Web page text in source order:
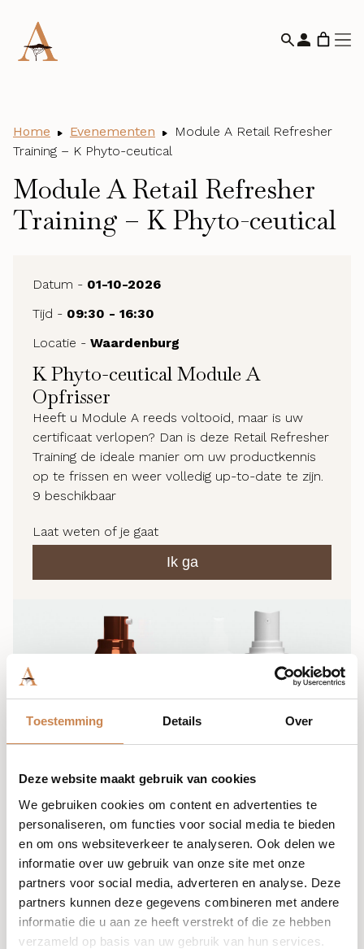
Toestemming Details Over
Deze website maakt gebruik van cookies
We gebruiken cookies om content en advertenties te
personaliseren, om functies voor social media te bieden
en om ons websiteverkeer te analyseren. Ook delen we
informatie over uw gebruik van onze site met onze
partners voor social media, adverteren en analyse. Deze
partners kunnen deze gegevens combineren met andere
informatie die u aan ze heeft verstrekt of die ze hebben
verzameld op basis van uw gebruik van hun services.
Home Evenementen
Module A Retail Refresher
Training – K Phyto-ceutical
Module A Retail Refresher
Training – K Phyto-ceutical
Datum - 01-10-2026
Tijd - 09:30 - 16:30
Locatie - Waardenburg
K Phyto-ceutical Module A
Opfrisser
Heeft u Module A reeds voltooid, maar is uw
certificaat verlopen? Dan is deze Retail Refresher
Training de ideale manier om uw productkennis
op te frissen en weer volledig up-to-date te zijn.
9 beschikbaar
Laat weten of je gaat
Ik ga
Heeft u Module A reeds voltooid, maar is uw certificaat
verlopen? Dan is deze Retail Refresher Training de
ideale manier om uw productkennis op te frissen en
weer volledig up-to-date te zijn.